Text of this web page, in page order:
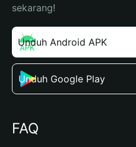
sekarang!
Unduh Android APK
Unduh Google Play
FAQ